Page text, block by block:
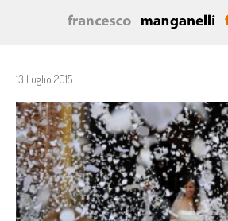
13 Luglio 2015